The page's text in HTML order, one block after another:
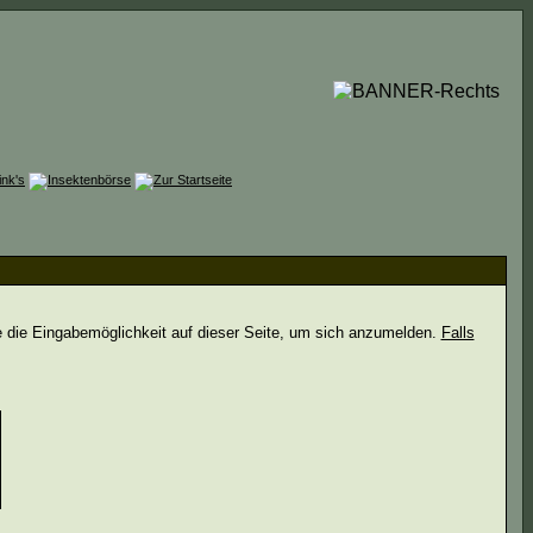
Eingabemöglichkeit auf dieser Seite, um sich anzumelden. Falls